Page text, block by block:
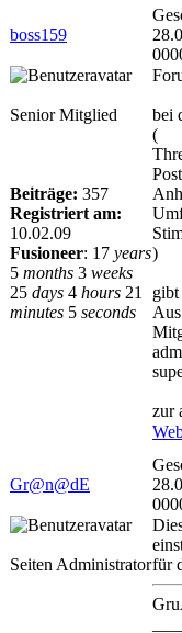
boss159
Senior Mitglied
Beiträge: 357
Registriert am:
10.02.09
Fusioneer: 17 years
5 months 3 weeks
25 days 4 hours 21
minutes 5 seconds
bei
(
)
gibt
Aus
zur
Gr@n@dE
Seiten Administratorfür